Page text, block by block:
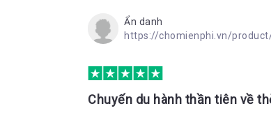
Ẩn danh
https://chomienphi.vn/
Chuyến du hành thần tiên về